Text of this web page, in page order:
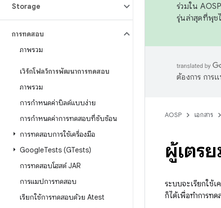
Storage
การทดสอบ
ภาพรวม
เวิร์กโฟลว์การพัฒนาการทดสอบ
ภาพรวม
การกำหนดค่าบิลด์แบบง่าย
การกำหนดค่าการทดสอบที่ซับซ้อน
การทดสอบการใช้เครื่องมือ
GoogleTests (GTests)
การทดสอบโฮสต์ JAR
การแมปการทดสอบ
เรียกใช้การทดสอบด้วย Atest
ร่วมใน
รุ่นล่าสุดที่พุช
ต้องการ การ
AOSP เอกสาร
ผู้เตรี
ระบบจะเรียกใช้
ก็ได้เพื่อทำการท